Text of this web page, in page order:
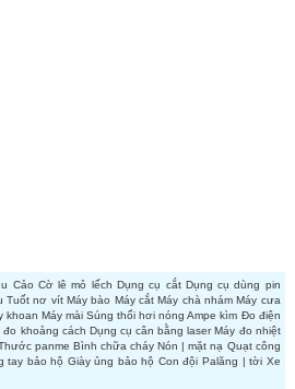
Cảo Cờ lê mỏ lếch Dụng cụ cắt Dụng cụ dùng pin
Tuốt nơ vít Máy bào Máy cắt Máy chà nhám Máy cưa
khoan Máy mài Súng thổi hơi nóng Ampe kìm Đo điện
đo khoảng cách Dụng cụ cân bằng laser Máy đo nhiệt
panme Bình chữa cháy Nón | mặt nạ Quạt công
tay bảo hộ Giày ủng bảo hộ Con đội Palăng | tời Xe